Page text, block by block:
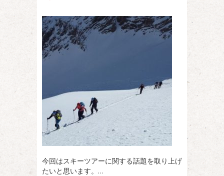
今回はスキーツアーに関する話題を取り上げ
たいと思います。…